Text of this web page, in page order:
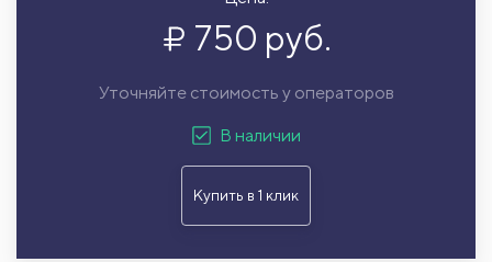
750 руб.
Уточняйте стоимость у операторов
В наличии
Купить в 1 клик